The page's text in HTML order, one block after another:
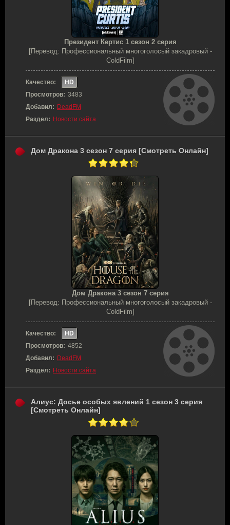
Президент Кертис 1 сезон 2 серия
[Перевод: Профессиональный многоголосый закадровый -
ColdFilm]
Качество:
HD
Просмотров: 3483
Добавил: DeadFM
Раздел: Новости сайта
Дом Дракона 3 сезон 7 серия [Смотреть Онлайн]
Дом Дракона 3 сезон 7 серия
[Перевод: Профессиональный многоголосый закадровый -
ColdFilm]
Качество:
HD
Просмотров: 4852
Добавил: DeadFM
Раздел: Новости сайта
Алиус: Досье особых явлений 1 сезон 3 серия
[Смотреть Онлайн]